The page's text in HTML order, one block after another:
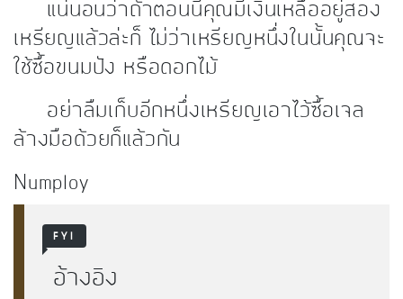
แน่นอนว่าถ้าตอนนี้คุณมีเงินเหลืออยู่สอง
เหรียญแล้วล่ะก็ ไม่ว่าเหรียญหนึ่งในนั้นคุณจะ
ใช้ซื้อขนมปัง หรือดอกไม้
อย่าลืมเก็บอีกหนึ่งเหรียญเอาไว้ซื้อเจล
ล้างมือด้วยก็แล้วกัน
Numploy
FYI
อ้างอิง